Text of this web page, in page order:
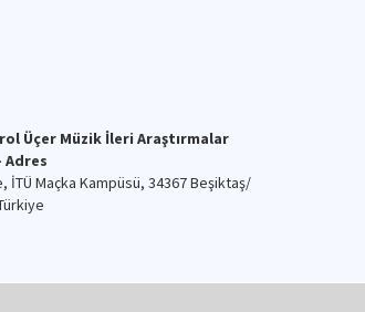
Üçer Müzik İleri Araştırmalar
Adres
İTÜ Maçka Kampüsü, 34367 Beşiktaş/